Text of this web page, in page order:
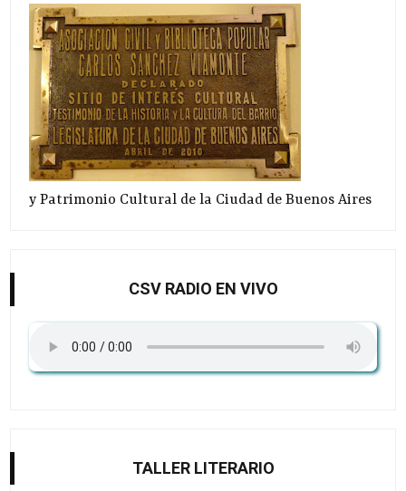
y Patrimonio Cultural de la Ciudad de Buenos Aires
CSV RADIO EN VIVO
TALLER LITERARIO